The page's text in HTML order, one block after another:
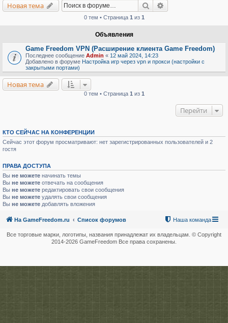
Новая тема Поиск
0 тем • Страница 1 из 1
Объявления
Game Freedom VPN (Расширение клиента Game Freedom)
Последнее сообщение Admin « 12 май 2024, 14:23
Добавлено в форуме Настройка игр через vpn и прокси (настройки с
закрытыми портами)
Новая тема
0 тем • Страница 1 из 1
Перейти
КТО СЕЙЧАС НА КОНФЕРЕНЦИИ
Сейчас этот форум просматривают: нет зарегистрированных пользователей и 2
гостя
ПРАВА ДОСТУПА
Вы не можете начинать темы
Вы не можете отвечать на сообщения
Вы не можете редактировать свои сообщения
Вы не можете удалять свои сообщения
Вы не можете добавлять вложения
На GameFreedom.ru Список форумов Наша команда
Все торговые марки, логотипы, названия принадлежат их владельцам. © Copyright
2014-2026 GameFreedom Все права сохранены.